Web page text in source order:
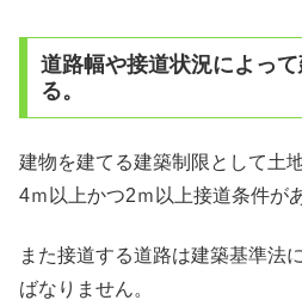
道路幅や接道状況によっ
る。
建物を建てる建築制限として土
4ｍ以上かつ2ｍ以上接道条件が
また接道する道路は建築基準法
ばなりません。